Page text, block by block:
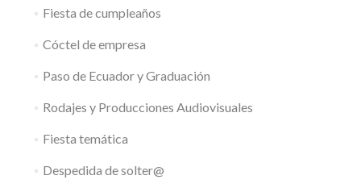
Fiesta de cumpleaños
Cóctel de empresa
Paso de Ecuador y Graduación
Rodajes y Producciones Audiovisuales
Fiesta temática
Despedida de solter@